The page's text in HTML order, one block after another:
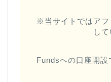
※当サイトではアフ
し
Fundsへの口座開設